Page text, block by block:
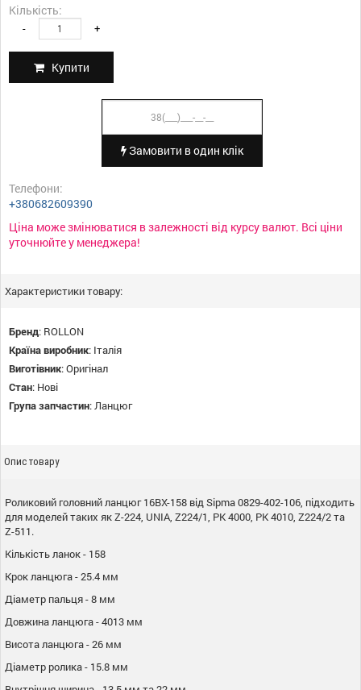
Кількість:
- +
Купити
Замовити в один клік
Телефони:
+380682609390
Ціна може змінюватися в залежності від курсу валют. Всі ціни
уточнюйте у менеджера!
Характеристики товару:
Бренд: ROLLON
Країна виробник: Італія
Виготівник:Оригінал
Стан: Нові
Група запчастин: Ланцюг
Опис товару
Роликовий головний ланцюг 16BX-158 від Sipma 0829-402-106, підходить
для моделей таких як Z-224, UNIA, Z224/1, PK 4000, PK 4010, Z224/2 та
Z-511.
Кількість ланок - 158
Крок ланцюга - 25.4 мм
Діаметр пальця - 8 мм
Довжина ланцюга - 4013 мм
Висота ланцюга - 26 мм
Діаметр ролика - 15.8 мм